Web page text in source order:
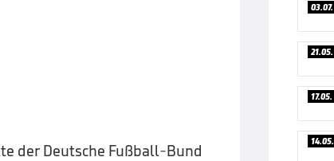
der Deutsche Fußball-Bund
03.07.
21.05.
17.05.
14.05.